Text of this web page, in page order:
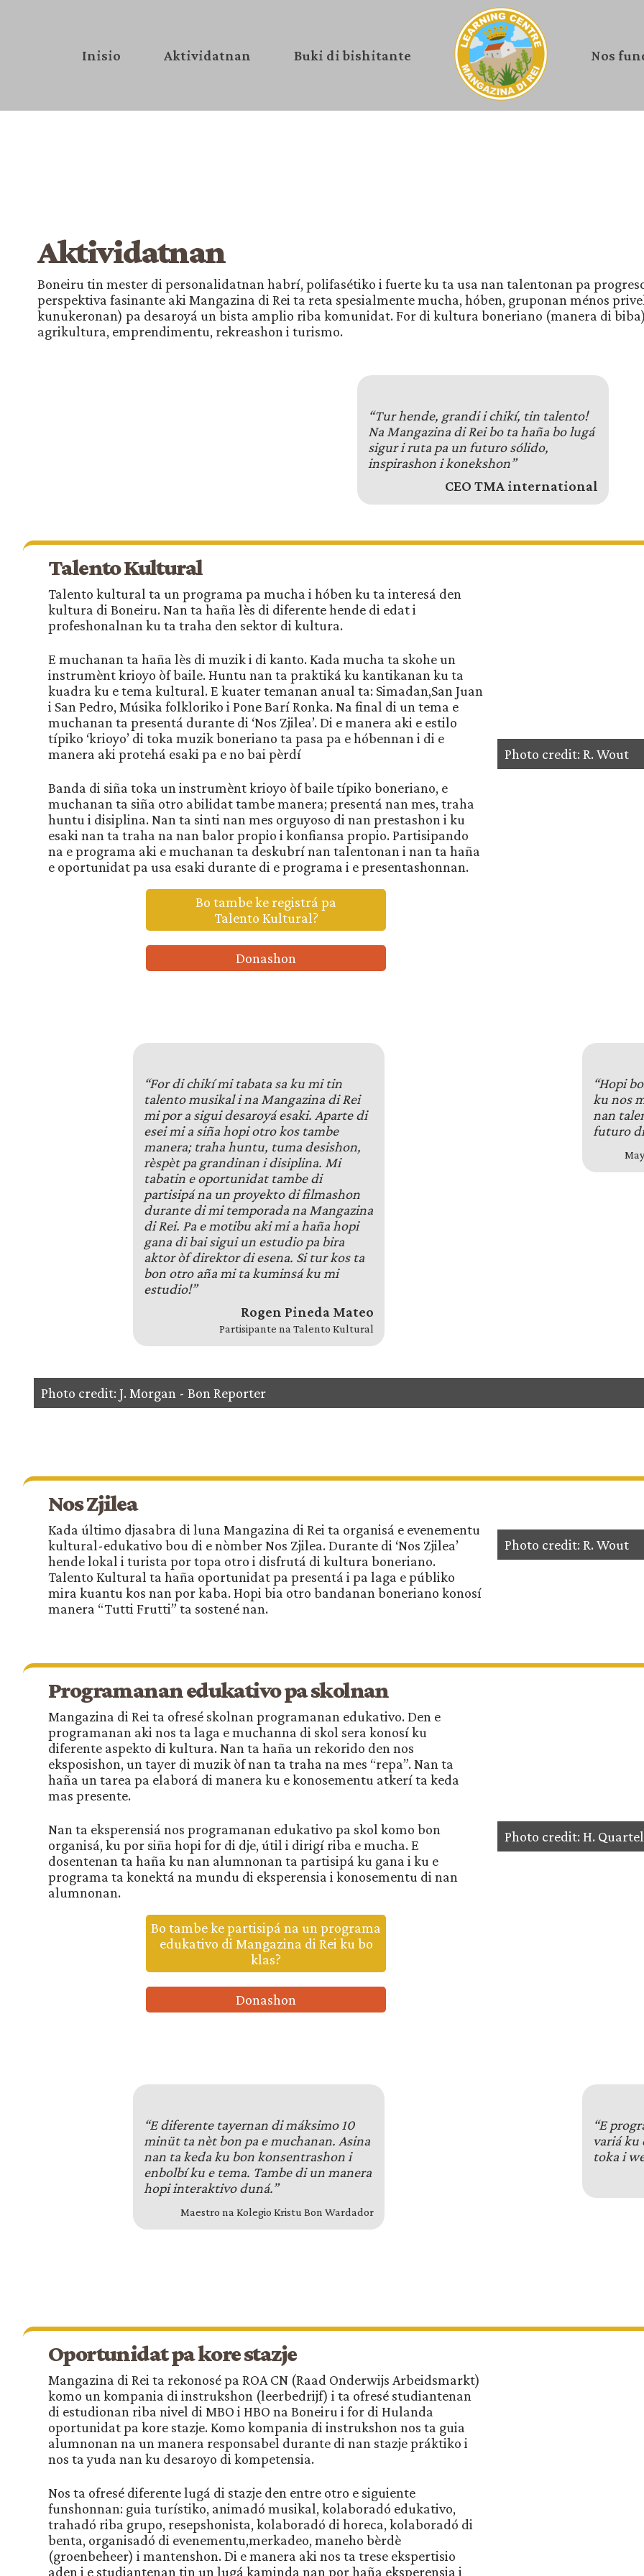
Inisio Aktividatnan Buki di bishitante Nos
Aktividatnan
Boneiru tin mester di personalidatnan habrí, polifasétiko i fuerte ku ta usa nan talentonan pa
perspektiva fasinante aki Mangazina di Rei ta reta spesialmente mucha, hóben, gruponan ménos
kunukeronan) pa desaroyá un bista amplio riba komunidat. For di kultura boneriano (manera di
agrikultura, emprendimentu, rekreashon i turismo.
“Tur hende, grandi i chikí, tin talento!
Na Mangazina di Rei bo ta haña bo lugá
sigur i ruta pa un futuro sólido,
inspirashon i konekshon”
CEO TMA international
Photo credit: R. Wout
Talento Kultural
Talento kultural ta un programa pa mucha i hóben ku ta interesá den
kultura di Boneiru. Nan ta haña lès di diferente hende di edat i
profeshonalnan ku ta traha den sektor di kultura.
E muchanan ta haña lès di muzik i di kanto. Kada mucha ta skohe un
instrumènt krioyo òf baile. Huntu nan ta praktiká ku kantikanan ku ta
kuadra ku e tema kultural. E kuater temanan anual ta: Simadan,San Juan
i San Pedro, Músika folkloriko i Pone Barí Ronka. Na final di un tema e
muchanan ta presentá durante di ‘Nos Zjilea’. Di e manera aki e estilo
típiko ‘krioyo’ di toka muzik boneriano ta pasa pa e hóbennan i di e
manera aki protehá esaki pa e no bai pèrdí
Banda di siña toka un instrumènt krioyo òf baile típiko boneriano, e
muchanan ta siña otro abilidat tambe manera; presentá nan mes, traha
huntu i disiplina. Nan ta sinti nan mes orguyoso di nan prestashon i ku
esaki nan ta traha na nan balor propio i konfiansa propio. Partisipando
na e programa aki e muchanan ta deskubrí nan talentonan i nan ta haña
e oportunidat pa usa esaki durante di e programa i e presentashonnan.
Bo tambe ke registrá pa
Talento Kultural?
Donashon
“For di chikí mi tabata sa ku mi tin
talento musikal i na Mangazina di Rei
mi por a sigui desaroyá esaki. Aparte di
esei mi a siña hopi otro kos tambe
manera; traha huntu, tuma desishon,
rèspèt pa grandinan i disiplina. Mi
tabatin e oportunidat tambe di
partisipá na un proyekto di filmashon
durante di mi temporada na Mangazina
di Rei. Pa e motibu aki mi a haña hopi
gana di bai sigui un estudio pa bira
aktor òf direktor di esena. Si tur kos ta
bon otro aña mi ta kuminsá ku mi
estudio!”
Rogen Pineda Mateo
Partisipante na Talento Kultural
“Hopi
ku nos
nan
futuro
Photo credit: J. Morgan - Bon Reporter
Photo credit: R. Wout
Nos Zjilea
Kada último djasabra di luna Mangazina di Rei ta organisá e evenementu
kultural-edukativo bou di e nòmber Nos Zjilea. Durante di ‘Nos Zjilea’
hende lokal i turista por topa otro i disfrutá di kultura boneriano.
Talento Kultural ta haña oportunidat pa presentá i pa laga e públiko
mira kuantu kos nan por kaba. Hopi bia otro bandanan boneriano konosí
manera “Tutti Frutti” ta sostené nan.
Photo credit: H.
Programanan edukativo pa skolnan
Mangazina di Rei ta ofresé skolnan programanan edukativo. Den e
programanan aki nos ta laga e muchanna di skol sera konosí ku
diferente aspekto di kultura. Nan ta haña un rekorido den nos
eksposishon, un tayer di muzik òf nan ta traha na mes “repa”. Nan ta
haña un tarea pa elaborá di manera ku e konosementu atkerí ta keda
mas presente.
Nan ta eksperensiá nos programanan edukativo pa skol komo bon
organisá, ku por siña hopi for di dje, útil i dirigí riba e mucha. E
dosentenan ta haña ku nan alumnonan ta partisipá ku gana i ku e
programa ta konektá na mundu di eksperensia i konosementu di nan
alumnonan.
Bo tambe ke partisipá na un programa
edukativo di Mangazina di Rei ku bo
klas?
Donashon
“E diferente tayernan di máksimo 10
minüt ta nèt bon pa e muchanan. Asina
nan ta keda ku bon konsentrashon i
enbolbí ku e tema. Tambe di un manera
hopi interaktivo duná.”
Maestro na Kolegio Kristu Bon Wardador
“E
variá
toka i
Oportunidat pa kore stazje
Mangazina di Rei ta rekonosé pa ROA CN (Raad Onderwijs Arbeidsmarkt)
komo un kompania di instrukshon (leerbedrijf) i ta ofresé studiantenan
di estudionan riba nivel di MBO i HBO na Boneiru i for di Hulanda
oportunidat pa kore stazje. Komo kompania di instrukshon nos ta guia
alumnonan na un manera responsabel durante di nan stazje práktiko i
nos ta yuda nan ku desaroyo di kompetensia.
Nos ta ofresé diferente lugá di stazje den entre otro e siguiente
funshonnan: guia turístiko, animadó musikal, kolaboradó edukativo,
trahadó riba grupo, resepshonista, kolaboradó di horeca, kolaboradó di
benta, organisadó di evenementu,merkadeo, maneho bèrdè
(groenbeheer) i mantenshon. Di e manera aki nos ta trese ekspertisio
aden i e studiantenan tin un lugá kaminda nan por haña eksperensia i